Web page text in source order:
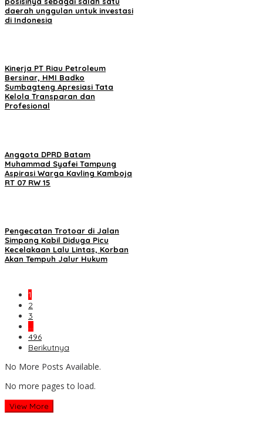
daerah unggulan untuk investasi
di Indonesia
Kinerja PT Riau Petroleum
Bersinar, HMI Badko
Sumbagteng Apresiasi Tata
Kelola Transparan dan
Profesional
Anggota DPRD Batam
Muhammad Syafei Tampung
Aspirasi Warga Kavling Kamboja
RT 07 RW 15
Pengecatan Trotoar di Jalan
Simpang Kabil Diduga Picu
Kecelakaan Lalu Lintas, Korban
Akan Tempuh Jalur Hukum
1
2
3
…
496
Berikutnya
No More Posts Available.
No more pages to load.
View More